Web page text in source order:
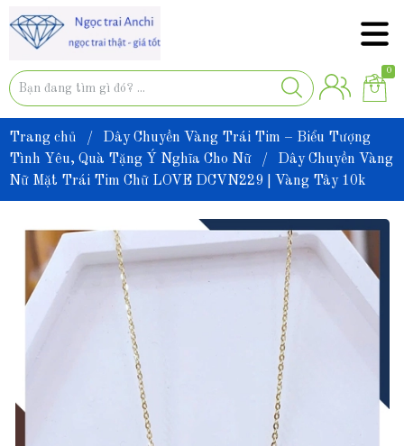
0
Trang chủ /
Dây Chuyền Vàng Trái Tim – Biểu Tượng
Tình Yêu, Quà Tặng Ý Nghĩa Cho Nữ
/
Dây Chuyền Vàng
Nữ Mặt Trái Tim Chữ LOVE DCVN229 | Vàng Tây 10k